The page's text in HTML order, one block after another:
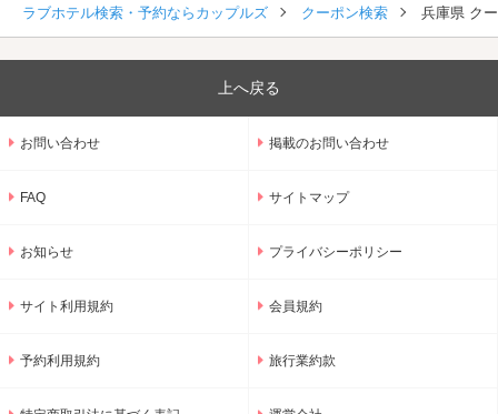
ラブホテル検索・予約ならカップルズ クーポン検索 兵庫県 ク
上へ戻る
お問い合わせ 掲載のお問い合わせ
FAQ サイトマップ
お知らせ プライバシーポリシー
サイト利用規約 会員規約
予約利用規約 旅行業約款